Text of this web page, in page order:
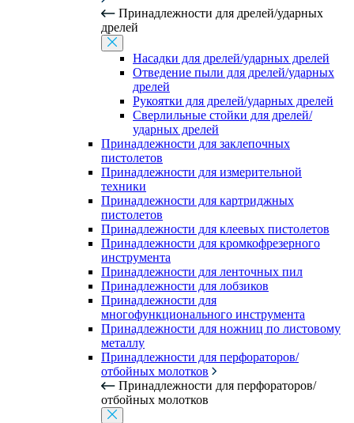
Принадлежности для дрелей/ударных
дрелей
Насадки для дрелей/ударных дрелей
Отведение пыли для дрелей/ударных
дрелей
Рукоятки для дрелей/ударных дрелей
Сверлильные стойки для дрелей/
ударных дрелей
Принадлежности для заклепочных
пистолетов
Принадлежности для измерительной
техники
Принадлежности для картриджных
пистолетов
Принадлежности для клеевых пистолетов
Принадлежности для кромкофрезерного
инструмента
Принадлежности для ленточных пил
Принадлежности для лобзиков
Принадлежности для
многофункционального инструмента
Принадлежности для ножниц по листовому
металлу
Принадлежности для перфораторов/
отбойных молотков
Принадлежности для перфораторов/
отбойных молотков